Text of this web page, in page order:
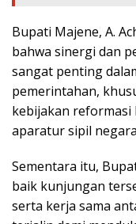
Bupati Majene, A.
bahwa sinergi dan
sangat penting
pemerintahan,
kebijakan
aparatur sipil
Sementara itu,
baik kunjungan
serta kerja sama